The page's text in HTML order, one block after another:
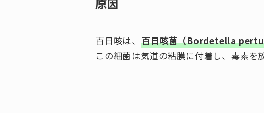
百日咳は、 百日咳菌（Bordetella
この細菌は気道の粘膜に付着し、毒素を